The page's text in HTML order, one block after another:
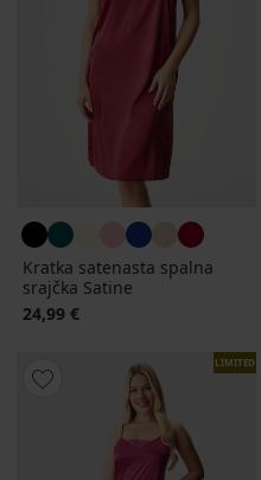
Kratka satenasta spalna
srajčka Satine
24,99 €
LIMITED